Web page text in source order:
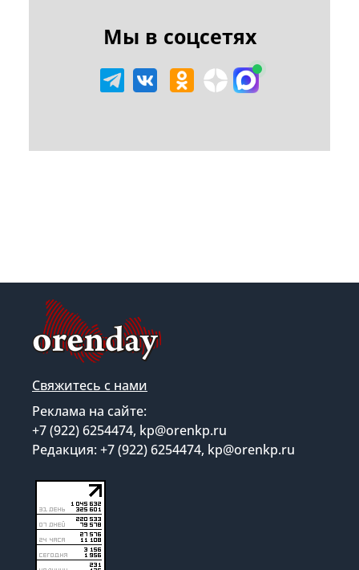
Мы в соцсетях
Свяжитесь с нами
Реклама на сайте:
+7 (922) 6254474, kp@orenkp.ru
Редакция: +7 (922) 6254474, kp@orenkp.ru